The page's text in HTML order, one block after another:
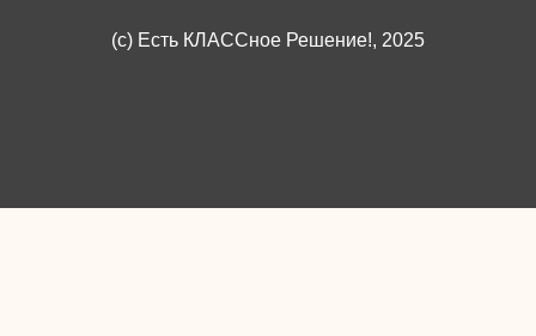
(c) Есть КЛАССное Решение!, 2025